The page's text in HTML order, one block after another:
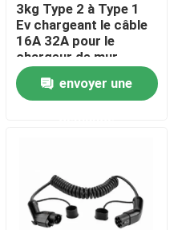
3kg Type 2 à Type 1
Ev chargeant le câble
16A 32A pour le
chargeur de mur
envoyer une